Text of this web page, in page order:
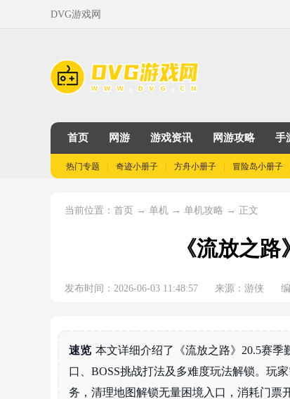
DVG游戏网
首页 网游 游戏资讯 网游攻略 手
热门专题 奇迹小册子 方舟小册子 冒险岛小册子
当前位置： 首页 → 单机 → 单机攻略 → 正文
《流放之
发布时间：2026-06-03 11:48:57 来源：游侠
速览 本文详细介绍了《流放之路》20.5赛
口、BOSS挑战打法及多难度玩法解锁。玩
务，清理地图解锁无量困境入口，消耗门票